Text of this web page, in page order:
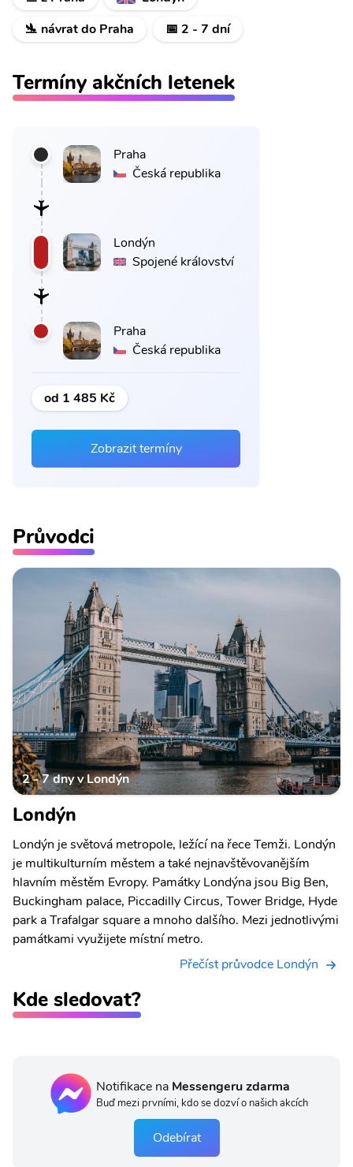
🛬 návrat do Praha
📅 2 - 7 dní
Termíny akčních letenek
Praha
Česká republika
Londýn
Spojené království
Praha
Česká republika
od 1 485 Kč
Zobrazit termíny
Průvodci
2 - 7 dny v Londýn
Londýn
Londýn je světová metropole, ležící na řece Temži. Londýn
je multikulturním městem a také nejnavštěvovanějším
hlavním městěm Evropy. Památky Londýna jsou Big Ben,
Buckingham palace, Piccadilly Circus, Tower Bridge, Hyde
park a Trafalgar square a mnoho dalšího. Mezi jednotlivými
památkami využijete místní metro.
Přečíst průvodce Londýn
Kde sledovat?
Notifikace na Messengeru zdarma
Buď mezi prvními, kdo se dozví o našich akcích
Odebírat